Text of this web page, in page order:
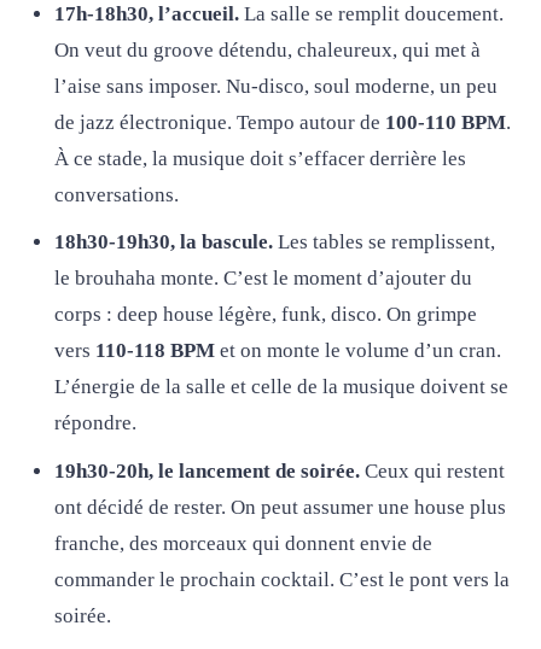
17h-18h30, l’accueil.La salle se remplit doucement.
On veut du groove détendu, chaleureux, qui met à
l’aise sans imposer. Nu-disco, soul moderne, un peu
de jazz électronique. Tempo autour de 100-110 BPM.
À ce stade, la musique doit s’effacer derrière les
conversations.
18h30-19h30, la bascule.Les tables se remplissent,
le brouhaha monte. C’est le moment d’ajouter du
corps : deep house légère, funk, disco. On grimpe
vers 110-118 BPMet on monte le volume d’un cran.
L’énergie de la salle et celle de la musique doivent se
répondre.
19h30-20h, le lancement de soirée.Ceux qui restent
ont décidé de rester. On peut assumer une house plus
franche, des morceaux qui donnent envie de
commander le prochain cocktail. C’est le pont vers la
soirée.